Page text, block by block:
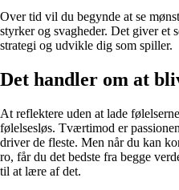
Over tid vil du begynde at se
styrker og svagheder. Det giver et
strategi og udvikle dig som spiller.
Det handler om at
At reflektere uden at lade
følelsesløs. Tværtimod er
driver de fleste. Men når du kan
ro, får du det bedste fra begge
til at lære af det.